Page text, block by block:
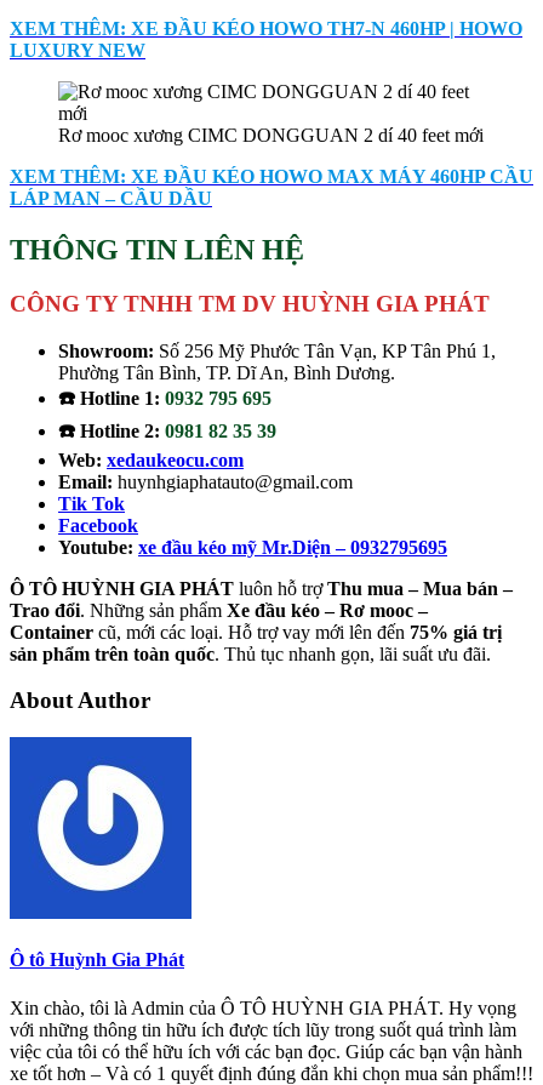
XEM THÊM: XE ĐẦU KÉO HOWO TH7-N 460HP | HOWO
LUXURY NEW
Rơ mooc xương CIMC DONGGUAN 2 dí 40 feet mới
XEM THÊM: XE ĐẦU KÉO HOWO MAX MÁY 460HP CẦU
LÁP MAN – CẦU DẦU
THÔNG TIN LIÊN HỆ
CÔNG TY TNHH TM DV HUỲNH GIA PHÁT
Showroom: Số 256 Mỹ Phước Tân Vạn, KP Tân Phú 1,
Phường Tân Bình, TP. Dĩ An, Bình Dương.
☎️ Hotline 1: 0932 795 695
☎️ Hotline 2: 0981 82 35 39
Web: xedaukeocu.com
Email: huynhgiaphatauto@gmail.com
Tik Tok
Facebook
Youtube: xe đầu kéo mỹ Mr.Diện – 0932795695
Ô TÔ HUỲNH GIA PHÁT luôn hỗ trợThu mua – Mua bán –
Trao đổi. Những sản phẩm Xe đầu kéo – Rơ mooc –
Container cũ, mới các loại. Hỗ trợ vay mới lên đến 75% giá trị
sản phẩm trên toàn quốc. Thủ tục nhanh gọn, lãi suất ưu đãi.
About Author
Ô tô Huỳnh Gia Phát
Xin chào, tôi là Admin của Ô TÔ HUỲNH GIA PHÁT. Hy vọng
với những thông tin hữu ích được tích lũy trong suốt quá trình làm
việc của tôi có thể hữu ích với các bạn đọc. Giúp các bạn vận hành
xe tốt hơn – Và có 1 quyết định đúng đắn khi chọn mua sản phẩm!!!